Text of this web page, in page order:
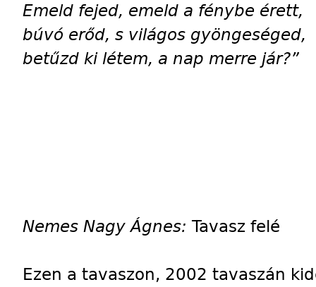
Emeld fejed, emeld a fénybe érett,
búvó erőd, s világos gyöngeséged,
betűzd ki létem, a nap merre jár?”
Nemes Nagy Ágnes: Tavasz felé
Ezen a tavaszon, 2002 tavaszán